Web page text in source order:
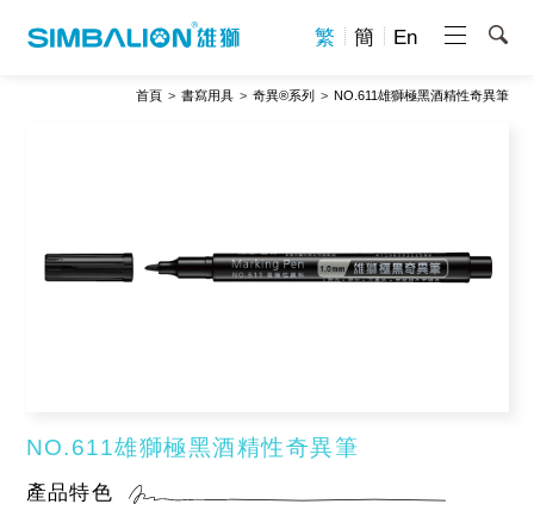
繁 簡 En
首頁 書寫用具 奇異®系列 NO.611雄獅極黑酒精性奇異筆
NO.611雄獅極黑酒精性奇異筆
產品特色